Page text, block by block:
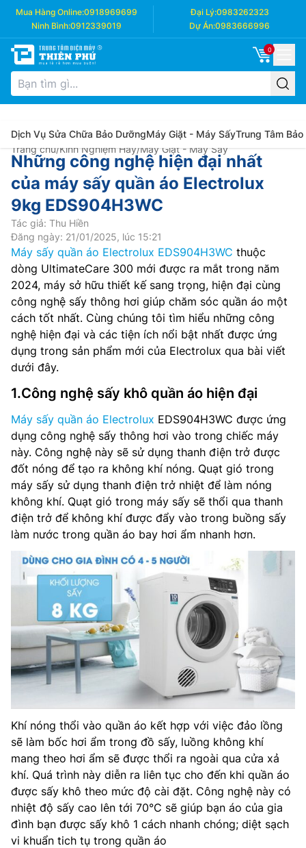
Mua Hàng Online:0918969699 Đại Lý:0983262323
Ninh Bình:0912339019 Dự Án:0983666996
0
Dịch Vụ Sửa Chữa Bảo DưỡngMáy Giặt - Máy SấyTrung Tâm Bảo
Trang chủ/Kinh Nghiệm Hay/Máy Giặt - Máy Sấy
Những công nghệ hiện đại nhất
của máy sấy quần áo Electrolux
9kg EDS904H3WC
Tác giả: Thu Hiền
Đăng ngày: 21/01/2025, lúc 15:21
Máy sấy quần áo Electrolux EDS904H3WC thuộc
dòng UltimateCare 300 mới được ra mắt trong năm
2024, máy sở hữu thiết kế sang trọng, hiện đại cùng
công nghệ sấy thông hơi giúp chăm sóc quần áo một
cách tốt nhất. Cùng chúng tôi tìm hiểu những công
nghệ hiện đại và các tiện ích nổi bật nhất được ứng
dụng trong sản phẩm mới của Electrolux qua bài viết
dưới đây.
1.Công nghệ sấy khô quần áo hiện đại
Máy sấy quần áo Electrolux EDS904H3WC được ứng
dụng công nghệ sấy thông hơi vào trong chiếc máy
này. Công nghệ này sẽ sử dụng thanh điện trở được
đốt nóng để tạo ra không khí nóng. Quạt gió trong
máy sấy sử dụng thanh điện trở nhiệt để làm nóng
không khí. Quạt gió trong máy sấy sẽ thổi qua thanh
điện trở để không khí được đẩy vào trong buồng sấy
làm nước trong quần áo bay hơi ẩm nhanh hơn.
Khí nóng thổi vào quần áo kết hợp với việc đảo lồng
sẽ làm bốc hơi ẩm trong đồ sấy, luồng không khí
mang theo hơi ẩm sẽ được thổi ra ngoài qua cửa xả
khí. Quá trình này diễn ra liên tục cho đến khi quần áo
được sấy khô theo mức độ cài đặt. Công nghệ này có
nhiệt độ sấy cao lên tới 70°C sẽ giúp bạn áo của gia
đình bạn được sấy khô 1 cách nhanh chóng; diệt sạch
vi khuẩn tich tụ trong quần áo